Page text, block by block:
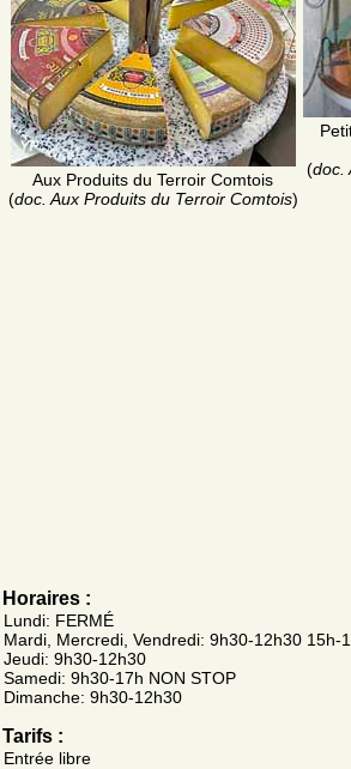
Aux Produits du Terroir Comtois
(doc. Aux Produits du Terroir Comtois)
(doc.
Horaires :
Lundi: FERMÉ
Mardi, Mercredi, Vendredi: 9h30-12h30 15h-
Jeudi: 9h30-12h30
Samedi: 9h30-17h NON STOP
Dimanche: 9h30-12h30
Tarifs :
Entrée libre